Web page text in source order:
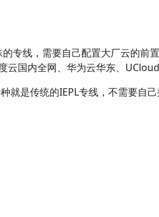
专线，需要自己配置大厂云的
国内全网、华为云华东、
就是传统的IEPL专线，不需要自己